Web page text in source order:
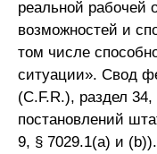
реальной рабочей
возможностей и
том числе
ситуации». Свод
(C.F.R.), раздел
постановлений
9, § 7029.1(a) и